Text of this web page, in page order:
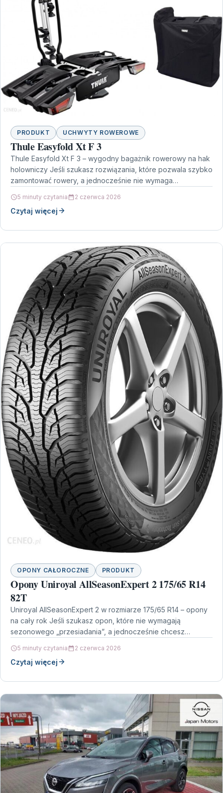
PRODUKT UCHWYTY ROWEROWE
Thule Easyfold Xt F 3
Thule Easyfold Xt F 3 – wygodny bagażnik rowerowy na hak
holowniczy Jeśli szukasz rozwiązania, które pozwala szybko
zamontować rowery, a jednocześnie nie wymaga…
5 minuty czytania 2 czerwca 2026
Czytaj więcej
OPONY CAŁOROCZNE PRODUKT
Opony Uniroyal AllSeasonExpert 2 175/65 R14
82T
Uniroyal AllSeasonExpert 2 w rozmiarze 175/65 R14 – opony
na cały rok Jeśli szukasz opon, które nie wymagają
sezonowego „przesiadania”, a jednocześnie chcesz
5 minuty czytania 2 czerwca 2026
Czytaj więcej